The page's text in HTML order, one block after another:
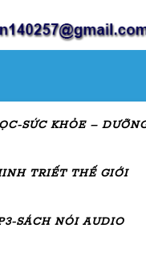
SỨC KHỎE –
TRIẾT THẾ GIỚI
SÁCH NÓI AUDIO